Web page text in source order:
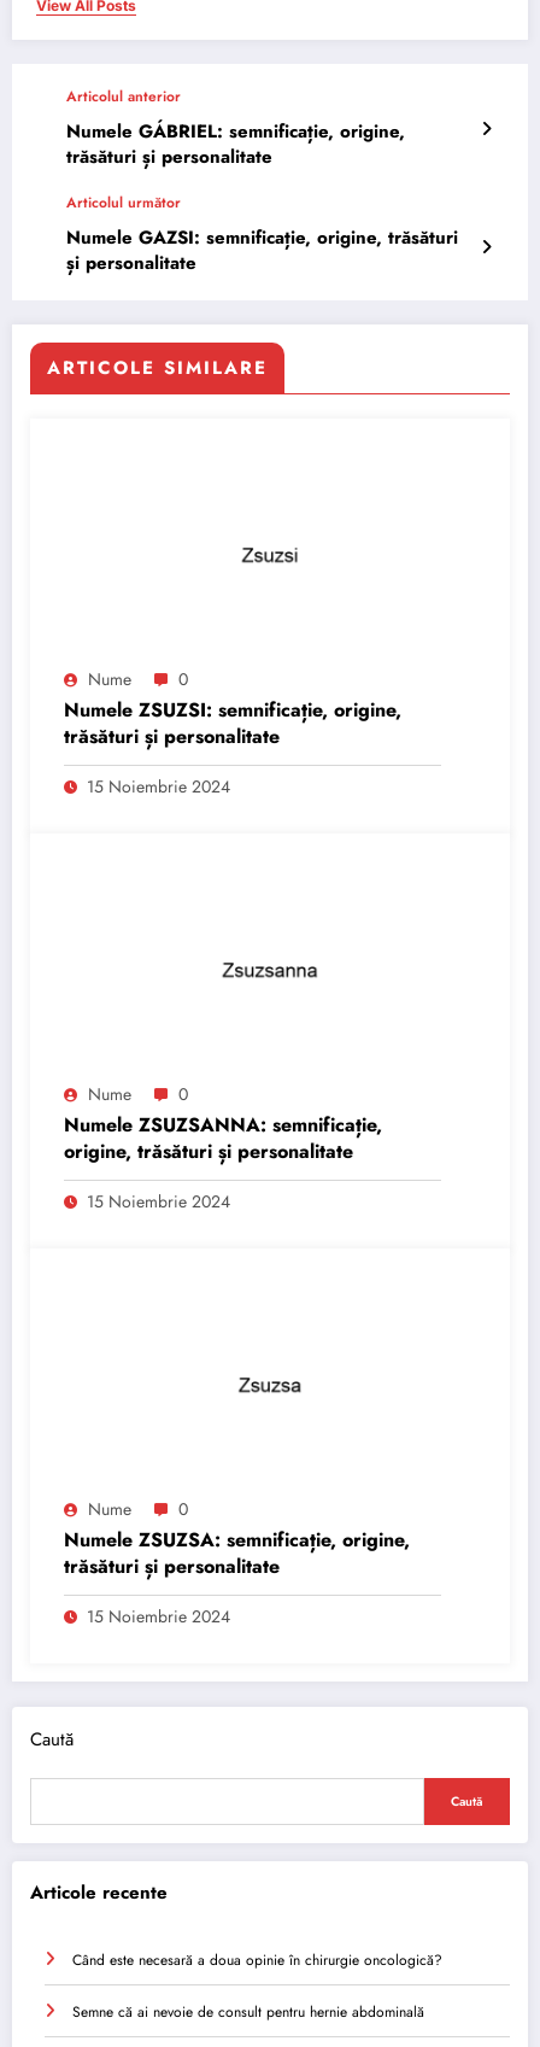
View All Posts
Articolul anterior
Numele GÁBRIEL: semnificație, origine,
trăsături și personalitate
Articolul următor
Numele GAZSI: semnificație, origine, trăsături
și personalitate
ARTICOLE SIMILARE
Nume 0
Numele ZSUZSI: semnificație, origine,
trăsături și personalitate
15 Noiembrie 2024
Nume 0
Numele ZSUZSANNA: semnificație,
origine, trăsături și personalitate
15 Noiembrie 2024
Nume 0
Numele ZSUZSA: semnificație, origine,
trăsături și personalitate
15 Noiembrie 2024
Caută
Caută
Articole recente
Când este necesară a doua opinie în chirurgie oncologică?
Semne că ai nevoie de consult pentru hernie abdominală